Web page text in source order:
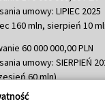
umowy: LIPIEC 2025
160 mln, sierpień 10
60 000 000,00 PLN
umowy: SIERPIEŃ
60 mln)
635 783 051,21 PLN